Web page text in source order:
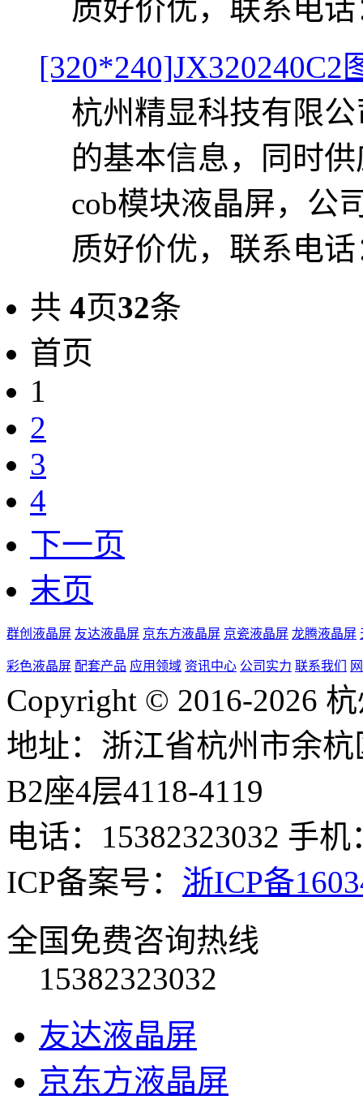
质好价优，联系电话
[320*240]JX320240C2
杭州精显科技有限
的基本信息，同时
cob模块液晶屏，公
质好价优，联系电话
共 4页32条
首页
1
2
3
4
下一页
末页
群创液晶屏 友达液晶屏 京东方液晶屏 京瓷液晶屏 龙腾液晶屏
彩色液晶屏 配套产品 应用领域 资讯中心 公司实力 联系我们
Copyright © 2016-2026
地址：浙江省杭州市余
B2座4层4118-4119
电话：15382323032 手机
ICP备案号： 浙ICP备
全国免费咨询热线
15382323032
友达液晶屏
京东方液晶屏